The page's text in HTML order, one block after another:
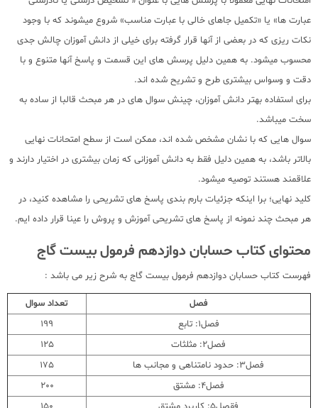
عبارت ها» یا «تکمیل جاهای خالی با عبارت مناسب» شروع میشوند که با وجود
نکات ریزی که در بعضی از آنها قرار گرفته برای خیلی از دانش آموزان چالش جدی
محسوب میشود. به همین دلیل پرسش های این قسمت و پاسخ آنها متنوع و با
دقت و وسواس بیشتری طرح و تشریح شده اند.
برای استفاده بهتر دانش آموزان، چینش سوال های در هر مبحث قالبا از ساده به
سخت میباشد.
سوال هایی که با نشان مشخص شده اند، ممکن است از سطح امتحانات نهایی
بالاتر باشد، به همین دلیل فقط به دانش آموزانی که زمان بیشتری در اختیار دارند و
علاقمند هستند توصیه میشود.
کلید نهایی؛ برا اینکه جزئیات بارم بندی پاسخ های تشریحی را مشاهده کنید، در
هر مبحث چند نمونه از پاسخ های تشریحی آموزش و پروش را عینا قرار داده ایم.
محتوای کتاب حسابان دوازدهم فرمول بیست گاج
فهرست کتاب حسابان دوازدهم فرمول بیست گاج به شرح زیر می باشد :
فصل
تعداد سوال
فصل1: تابع
199
فصل2: مثلثات
125
فصل3: حدود نامتناهی و مجانب ها
175
فصل4: مشتق
200